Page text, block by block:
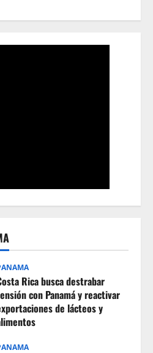
Rica busca destrabar
con Panamá y reactivar
de lácteos y